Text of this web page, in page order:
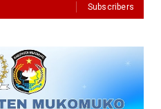
Subscribers